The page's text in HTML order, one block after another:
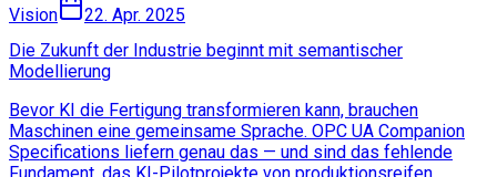
Vision
22. Apr. 2025
Die Zukunft der Industrie beginnt mit semantischer
Modellierung
Bevor KI die Fertigung transformieren kann, brauchen
Maschinen eine gemeinsame Sprache. OPC UA Companion
Specifications liefern genau das — und sind das fehlende